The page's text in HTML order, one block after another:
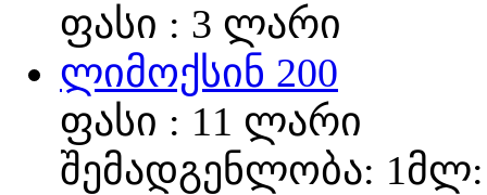
ფასი : 3 ლარი
ლიმოქსინ 200
ფასი : 11 ლარი
შემადგენლობა: 1მლ: